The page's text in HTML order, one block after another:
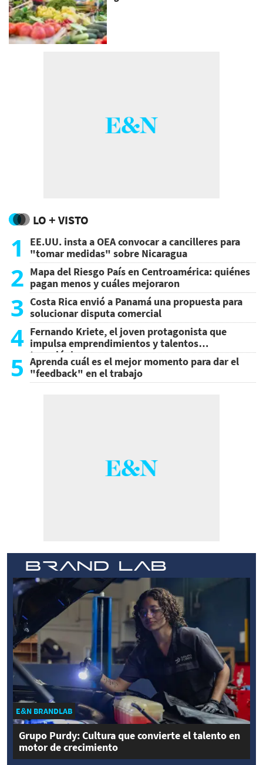
LO + VISTO
1
EE.UU. insta a OEA convocar a cancilleres para
"tomar medidas" sobre Nicaragua
2 Mapa del Riesgo País en Centroamérica: quiénes
pagan menos y cuáles mejoraron
3 Costa Rica envió a Panamá una propuesta para
solucionar disputa comercial
4 Fernando Kriete, el joven protagonista que
impulsa emprendimientos y talentos
tecnológicos
5 Aprenda cuál es el mejor momento para dar el
"feedback" en el trabajo
E&N BRANDLAB
Grupo Purdy: Cultura que convierte el talento en
motor de crecimiento